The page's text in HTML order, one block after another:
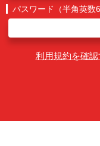
パスワード（半角英数
利用規約を確認